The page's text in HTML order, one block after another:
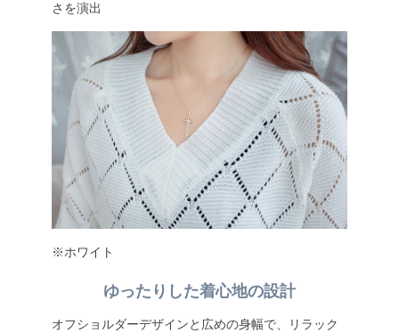
さを演出
※ホワイト
ゆったりした着心地の設計
オフショルダーデザインと広めの身幅で、リラック